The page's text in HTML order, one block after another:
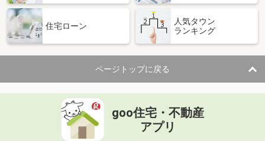
住宅ローン
人気タウン
ランキング
ページトップに戻る
goo住宅・不動産
アプリ